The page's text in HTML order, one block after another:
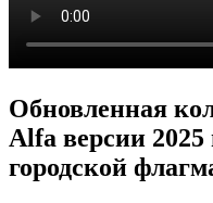
Обновленная
Alfa версии
городской